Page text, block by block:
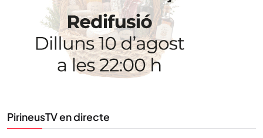
PirineusTV en directe
Uneix-te al nostre butlletí
Tota l’actualitat, seleccionada i enviada directament
al teu correu. Subscriu-te al nostre butlletí i segueix
la informació que importa.
SUBSCRIU-TE